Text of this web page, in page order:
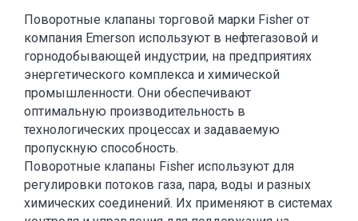
Поворотные клапаны торговой марки Fisher от
компания Emerson используют в нефтегазовой и
горнодобывающей индустрии, на предприятиях
энергетического комплекса и химической
промышленности. Они обеспечивают
оптимальную производительность в
технологических процессах и задаваемую
пропускную способность.
Поворотные клапаны Fisher используют для
регулировки потоков газа, пара, воды и разных
химических соединений. Их применяют в системах